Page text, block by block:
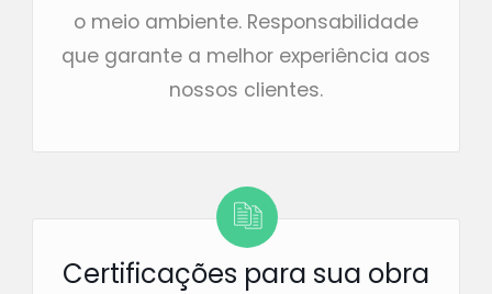
o meio ambiente. Responsabilidade
que garante a melhor experiência aos
nossos clientes.
Certificações para sua obra